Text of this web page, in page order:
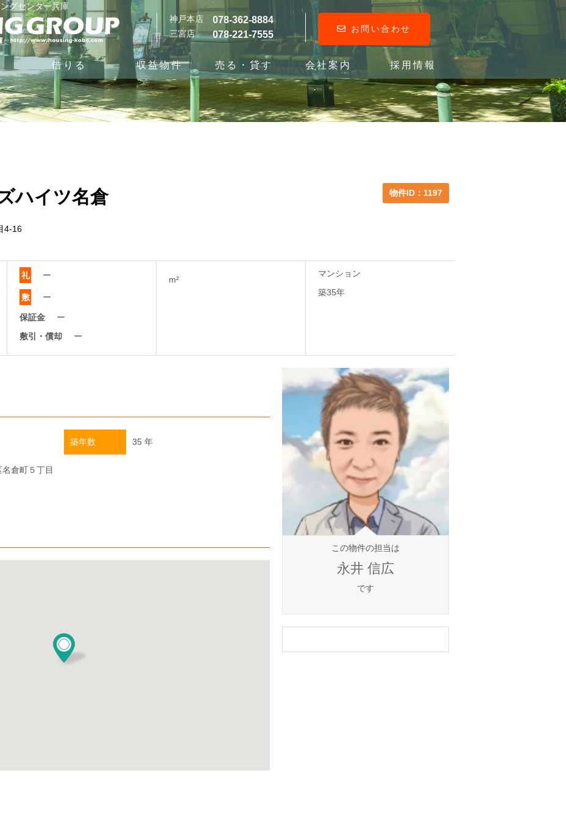
グセンター兵庫
神戸本店
078-362-8884
三宮店 078-221-7555
お問い合わせ
借りる 収益物件 売る・貸す 会社案内 採用情報
ハイツ名倉 物件ID：1197
4-16
礼 ー
敷 ー
保証金
ー
敷引・償却
ー
m²
マンション
築35年
築年数 35 年
倉町５丁目
この物件の担当は
永井 信広
です